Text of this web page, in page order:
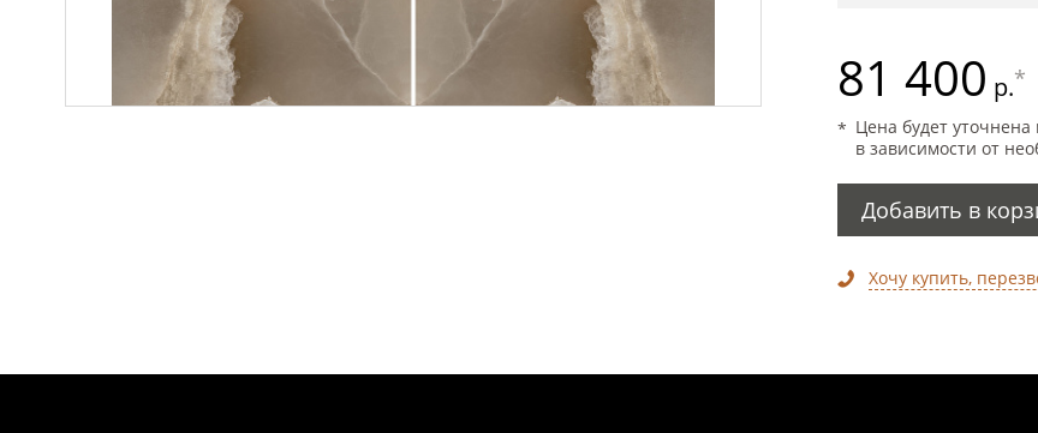
81 400 р.*
Цена будет
в зависимости от
Добавить в
Хочу купить,